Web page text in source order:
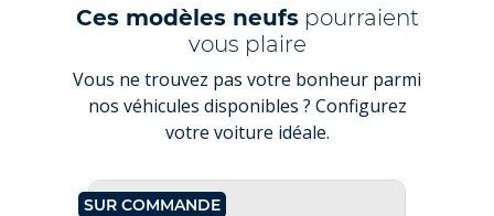
Ces modèles neufspourraient
vous plaire
Vous ne trouvez pas votre bonheur parmi
nos véhicules disponibles ? Configurez
votre voiture idéale.
SUR COMMANDE